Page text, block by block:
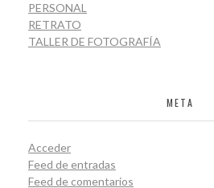
PERSONAL
RETRATO
TALLER DE FOTOGRAFÍA
META
Acceder
Feed de entradas
Feed de comentarios